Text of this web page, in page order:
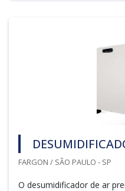
FARGON / SÃO PAULO - SP
O desumidificador de ar